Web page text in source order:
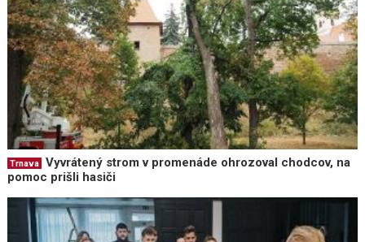
Trnava
Vyvrátený strom v promenáde ohrozoval chodcov, na
pomoc prišli hasiči